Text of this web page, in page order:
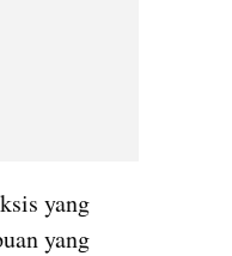
yang
yang